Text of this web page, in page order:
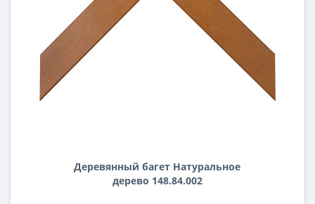
Деревянный багет Натуральное
дерево 148.84.002